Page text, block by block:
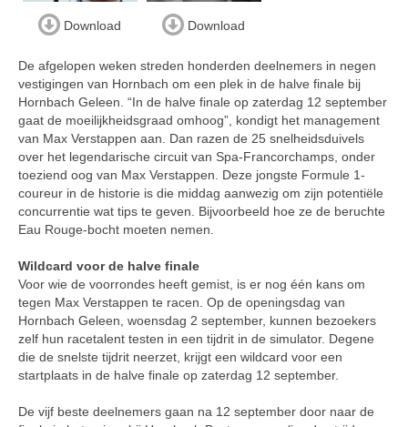
Download Download
De afgelopen weken streden honderden deelnemers in negen
vestigingen van Hornbach om een plek in de halve finale bij
Hornbach Geleen. “In de halve finale op zaterdag 12 september
gaat de moeilijkheidsgraad omhoog”, kondigt het management
van Max Verstappen aan. Dan razen de 25 snelheidsduivels
over het legendarische circuit van Spa-Francorchamps, onder
toeziend oog van Max Verstappen. Deze jongste Formule 1-
coureur in de historie is die middag aanwezig om zijn potentiële
concurrentie wat tips te geven. Bijvoorbeeld hoe ze de beruchte
Eau Rouge-bocht moeten nemen.
Wildcard voor de halve finale
Voor wie de voorrondes heeft gemist, is er nog één kans om
tegen Max Verstappen te racen. Op de openingsdag van
Hornbach Geleen, woensdag 2 september, kunnen bezoekers
zelf hun racetalent testen in een tijdrit in de simulator. Degene
die de snelste tijdrit neerzet, krijgt een wildcard voor een
startplaats in de halve finale op zaterdag 12 september.
De vijf beste deelnemers gaan na 12 september door naar de